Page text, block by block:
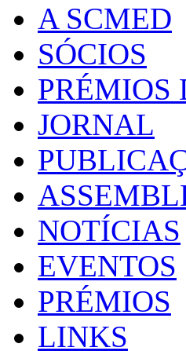
A SCMED
SÓCIOS
PRÉMIOS
JORNAL
NOTÍCIAS
EVENTOS
PRÉMIOS
LINKS